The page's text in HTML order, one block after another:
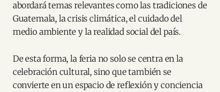
abordará temas relevantes como las tradiciones de
Guatemala, la crisis climática, el cuidado del
medio ambiente y la realidad social del país.
De esta forma, la feria no solo se centra en la
celebración cultural, sino que también se
convierte en un espacio de reflexión y conciencia